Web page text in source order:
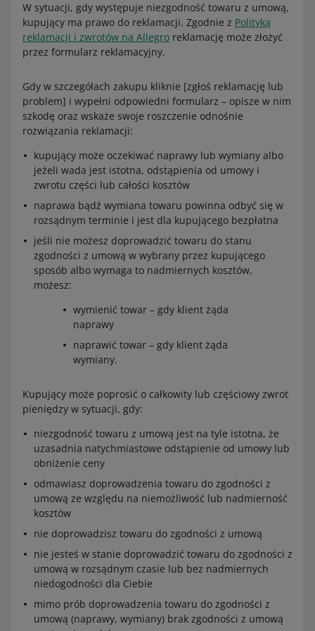
reklamację składa nadawca: oświadczenie, w którym
odbiorca zrzeka się na rzecz nadawcy prawa do
dochodzenia roszczeń.
W przypadku przesyłki uszkodzonej: oświadczenie
uszkodzeniach przesyłki) złożone w placówce InPost
bezpośrednio po przyjęciu przesyłki (lub w ciągu 7 dni
od daty odebrania przesyłki w przypadku uszkodzeń
niewidocznych w chwili odebrania przesyłki).
Ramy czasowe reklamacji
Złożenie reklamacji
Ra
my
cza
Maksymalnie 12 miesięcy od dnia nadania
przesyłki / naliczenia opłaty. W przypadku
reklamacji ze względu na opóźnienie w
dostarczeniu: minimum 5 dni i maksimum 60 dni
od dnia nadania przesyłki
Rozpatrzenie reklamacji
Ram
y
czas
owe
W ciągu 30 dni od dnia złożenia reklamacji. W
przypadku reklamacji ze względu na zagubienie
przesyłki: 30 dni od nadania przesyłki
Dołączenie brakujących dokumentów
Kto Ty
Ramy
W ciągu 7 dni od otrzymania informacji o
Odwołanie od decyzji
Kto
W ciągu 14 dni od otrzymania odpowiedzi
Zazwyczaj na reklamację odpowiadamy w ciągu 7 dni od
jej złożenia. Jednak czasem może to potrwać
maksymalnie do 30 dni. Możemy Cię też poprosić o
Sprawdź szczegóły.
Ramy czasowe reklamacji
Złożenie reklamacji
Kto
Ramy
czasowe
Maksymalnie 12 miesięcy od dnia nadania
przesyłki / naliczenia opłaty
Rozpatrzenie reklamacji
W ciągu 7 dni od dnia złożenia reklamacji. W
wyjątkowych sytuacjach czas oczekiwania na
Dołączenie brakujących dokumentów
Kto
Ramy
czasowe
W ciągu 7 dni od otrzymania informacji o
brakujących dokumentach
Odwołanie od decyzji
Kto
Ramy
czasowe
W ciągu 14 dni od otrzymania odpowiedzi
na reklamację
Rozpatrzenie odwołania
W sytuacji, gdy występuje niezgodność towaru z umową,
kupujący ma prawo do reklamacji. Zgodnie z Polityką
reklamacji i zwrotów na Allegro reklamację może złożyć
przez formularz reklamacyjny.
Gdy w szczegółach zakupu kliknie [zgłoś reklamację lub
problem] i wypełni odpowiedni formularz – opisze w nim
szkodę oraz wskaże swoje roszczenie odnośnie
rozwiązania reklamacji:
kupujący może oczekiwać naprawy lub wymiany albo
jeżeli wada jest istotna, odstąpienia od umowy i
zwrotu części lub całości kosztów
naprawa bądź wymiana towaru powinna odbyć się w
rozsądnym terminie i jest dla kupującego bezpłatna
jeśli nie możesz doprowadzić towaru do stanu
zgodności z umową w wybrany przez kupującego
sposób albo wymaga to nadmiernych kosztów,
możesz:
wymienić towar – gdy klient żąda
naprawy
naprawić towar – gdy klient żąda
wymiany.
Kupujący może poprosić o całkowity lub częściowy zwrot
pieniędzy w sytuacji, gdy:
niezgodność towaru z umową jest na tyle istotna, że
uzasadnia natychmiastowe odstąpienie od umowy lub
obniżenie ceny
odmawiasz doprowadzenia towaru do zgodności z
umową ze względu na niemożliwość lub nadmierność
kosztów
nie doprowadzisz towaru do zgodności z umową
nie jesteś w stanie doprowadzić towaru do zgodności z
umową w rozsądnym czasie lub bez nadmiernych
niedogodności dla Ciebie
mimo prób doprowadzenia towaru do zgodności z
umową (naprawy, wymiany) brak zgodności z umową